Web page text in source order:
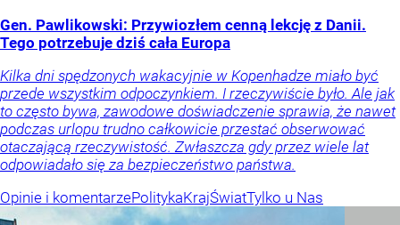
Gen. Pawlikowski: Przywiozłem cenną lekcję z Danii.
Tego potrzebuje dziś cała Europa
Kilka dni spędzonych wakacyjnie w Kopenhadze miało być
przede wszystkim odpoczynkiem. I rzeczywiście było. Ale jak
to często bywa, zawodowe doświadczenie sprawia, że nawet
podczas urlopu trudno całkowicie przestać obserwować
otaczającą rzeczywistość. Zwłaszcza gdy przez wiele lat
odpowiadało się za bezpieczeństwo państwa.
Opinie i komentarzePolitykaKrajŚwiatTylko u Nas